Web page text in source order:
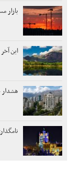
بازار
این
هشدار